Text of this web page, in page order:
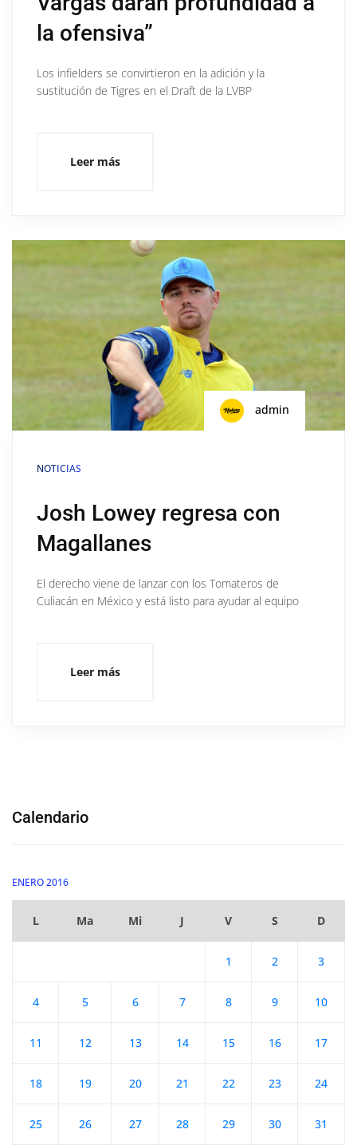
la ofensiva”
Los infielders se convirtieron en la adición y la
sustitución de Tigres en el Draft de la LVBP
Leer más
admin
NOTICIAS
Josh Lowey regresa con
Magallanes
El derecho viene de lanzar con los Tomateros de
Culiacán en México y está listo para ayudar al equipo
Leer más
Calendario
ENERO 2016
L Ma Mi J V S D
1 2 3
4 5 6 7 8 9 10
11 12 13 14 15 16 17
18 19 20 21 22 23 24
25 26 27 28 29 30 31